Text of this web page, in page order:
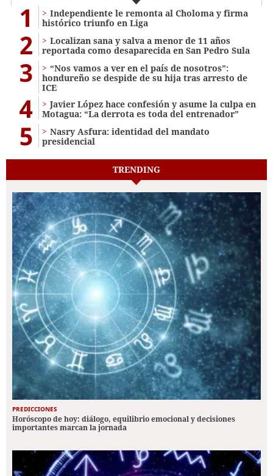
1
Independiente le remonta al Choloma y firma
histórico triunfo en Liga
2
Localizan sana y salva a menor de 11 años
reportada como desaparecida en San Pedro Sula
3
“Nos vamos a ver en el país de nosotros”:
hondureño se despide de su hija tras arresto de
ICE
4
Javier López hace confesión y asume la culpa en
Motagua: “La derrota es toda del entrenador”
5
Nasry Asfura: identidad del mandato
presidencial
TRENDING
PREDICCIONES
Horóscopo de hoy: diálogo, equilibrio emocional y decisiones
importantes marcan la jornada